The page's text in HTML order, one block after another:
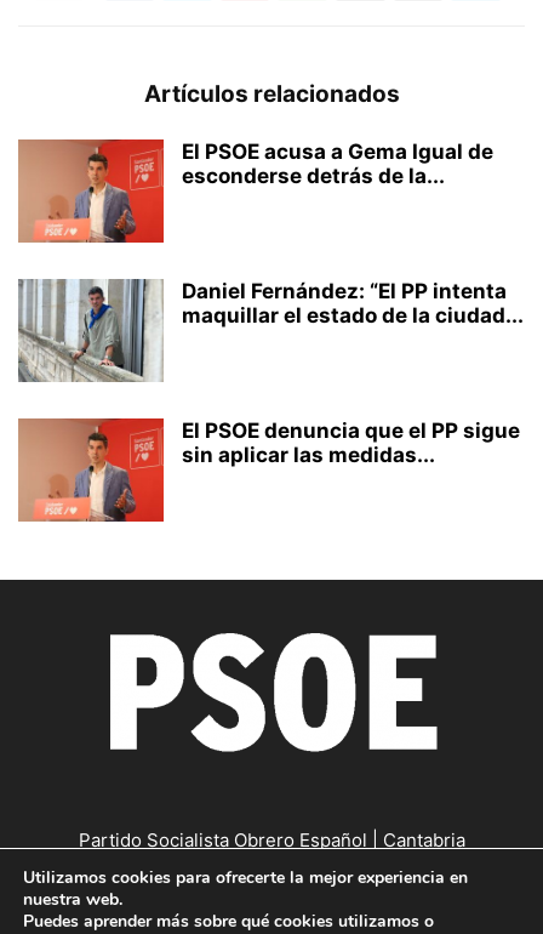
Artículos relacionados
El PSOE acusa a Gema Igual de
esconderse detrás de la...
Daniel Fernández: “El PP intenta
maquillar el estado de la ciudad...
El PSOE denuncia que el PP sigue
sin aplicar las medidas...
Partido Socialista Obrero Español | Cantabria
Contáctanos:cantabria@psc-psoe.es
Utilizamos cookies para ofrecerte la mejor experiencia en
nuestra web.
Puedes aprender más sobre qué cookies utilizamos o